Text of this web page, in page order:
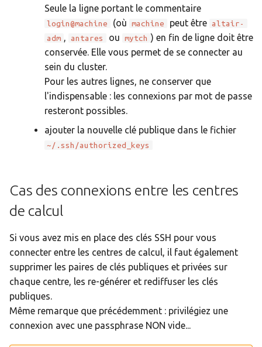
Seule la ligne portant le commentaire
login@machine (où machine peut être altair-
adm , antares ou mytch ) en fin de ligne doit être
conservée. Elle vous permet de se connecter au
sein du cluster.
Pour les autres lignes, ne conserver que
l'indispensable : les connexions par mot de passe
resteront possibles.
ajouter la nouvelle clé publique dans le fichier
~/.ssh/authorized_keys
Cas des connexions entre les centres
de calcul
Si vous avez mis en place des clés SSH pour vous
connecter entre les centres de calcul, il faut également
supprimer les paires de clés publiques et privées sur
chaque centre, les re-générer et rediffuser les clés
publiques.
Même remarque que précédemment : privilégiez une
connexion avec une passphrase NON vide...